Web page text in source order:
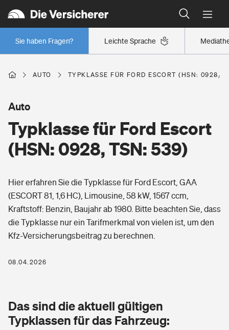
Leichte Sprache
Sie haben Fragen?
Wer versichert was: Jetzt Versicherer finden
Regionalklassen: So ist Ihre Region eingestuft
Wer versichert was: Jetzt Versicherer finden
Berufsunfähigkeitsversicherung
Erwerbsunfähigkeitsversicherung
Grundfähigkeitsversicherung
Arbeitsrechtsschutz
Berufshaftpflichtversicherung
Zur Übersicht
Tools
Wohnen
Elementarversicherung
Glasversicherung
Freizeit
Pri­vate Haft­pflicht­
Kinderunfall­ver­si­che­rung
Gesundheit
Private Krankenversicherung
Dread-Disease-Versicherung
AUTO TYPKLASSE FÜR FORD ESCORT (HSN: 0928,
Typklasse für Ford Escort
(HSN: 0928, TSN: 539)
Auto
Hier erfahren Sie die Typklasse für Ford Escort, GAA
(ESCORT 81, 1,6 HC), Limousine, 58 kW, 1567 ccm,
Kraftstoff: Benzin, Baujahr ab 1980. Bitte beachten Sie, dass
die Typklasse nur ein Tarifmerkmal von vielen ist, um den
Kfz-Versicherungsbeitrag zu berechnen.
08.04.2026
Das sind die aktuell gültigen
Typklassen für das Fahrzeug: